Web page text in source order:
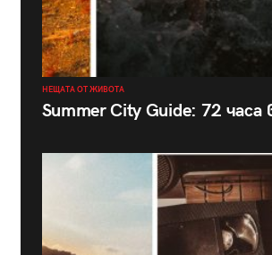
НЕЩАТА ОТ ЖИВОТА
Summer City Guide: 72 часа